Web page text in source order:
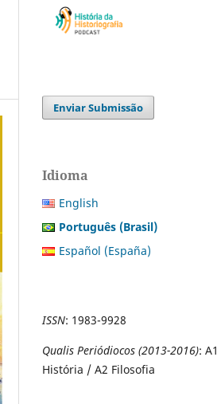
Enviar Submissão
Idioma
English
Português (Brasil)
Español (España)
ISSN: 1983-9928
Qualis Periódiocos (2013-2016): A1
História / A2 Filosofia